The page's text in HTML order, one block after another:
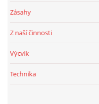
Zásahy
Z naší činnosti
Výcvik
Technika